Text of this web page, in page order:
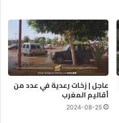
عاجل | زخات رعدية في عدد من
أقاليم المغرب
2024-08-25